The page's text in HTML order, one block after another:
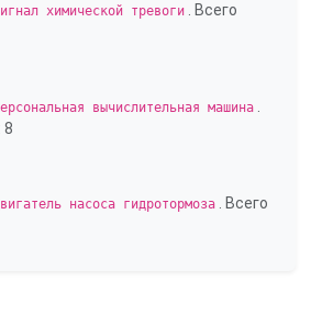
химической тревоги . Всего
вычислительная машина
8
насоса гидротормоза . Всего